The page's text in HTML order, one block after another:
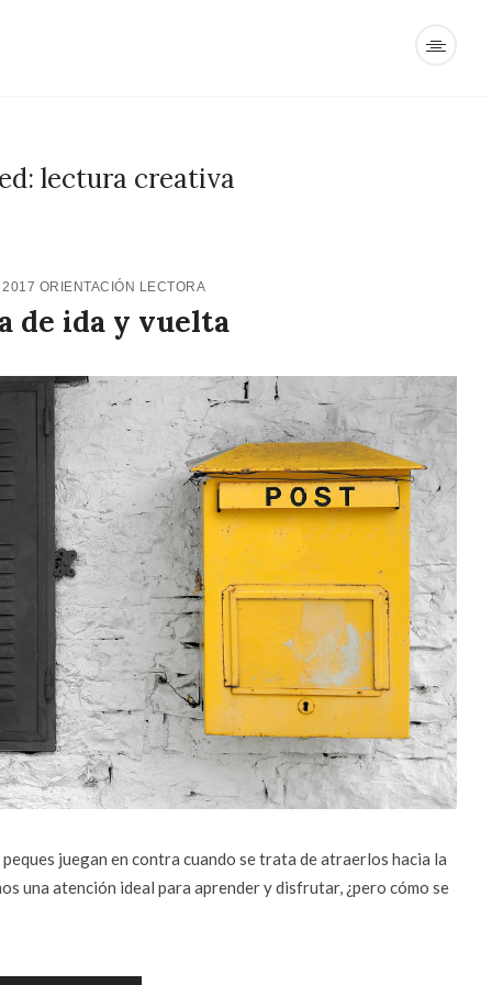
lectura creativa
2017 ORIENTACIÓN LECTORA
de ida y vuelta
juegan en contra cuando se trata de atraerlos hacia la
una atención ideal para aprender y disfrutar, ¿pero cómo se